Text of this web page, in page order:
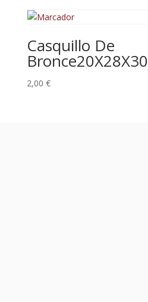
Casquillo De
Bronce20X28X30
2,00 €